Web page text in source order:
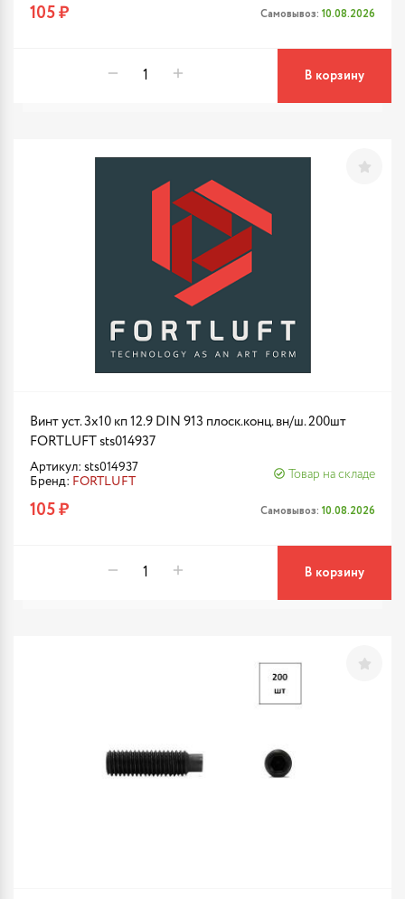
105 ₽ Самовывоз: 10.08.2026
В корзину
Винт уст. 3х10 кп 12.9 DIN 913 плоск.конц. вн/ш. 200шт
FORTLUFT sts014937
Артикул: sts014937
Бренд: FORTLUFT
Товар на складе
105 ₽ Самовывоз: 10.08.2026
В корзину